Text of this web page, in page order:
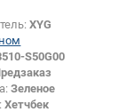
XYG
S50G00
Зеленое
Хетчбек